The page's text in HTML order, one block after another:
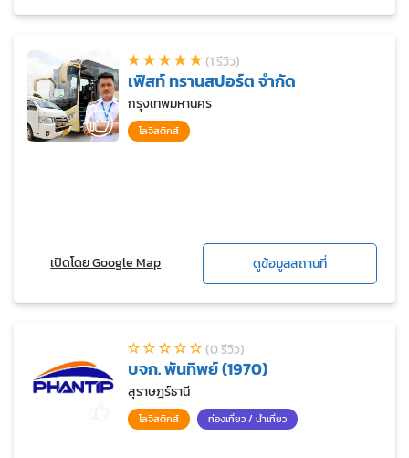
(1 รีวิว)
เฟิสท์ ทรานสปอร์ต จำกัด
กรุงเทพมหานคร
โลจิสติกส์
เปิดโดย Google Map ดูข้อมูลสถานที่
(0 รีวิว)
บจก. พันทิพย์ (1970)
สุราษฎร์ธานี
โลจิสติกส์ ท่องเที่ยว / นำเที่ยว